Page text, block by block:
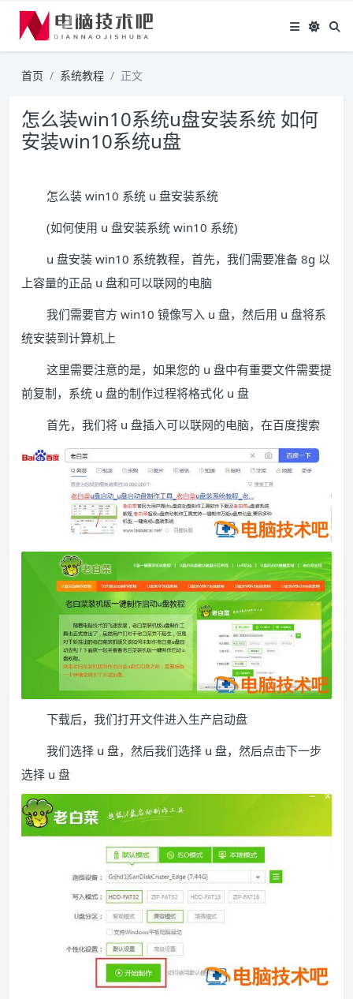
首页 系统教程 正文
怎么装win10系统u盘安装系统 如何
安装win10系统u盘
怎么装 win10 系统 u 盘安装系统
(如何使用 u 盘安装系统 win10 系统)
u 盘安装 win10 系统教程，首先，我们需要准备 8g 以
上容量的正品 u 盘和可以联网的电脑
我们需要官方 win10 镜像写入 u 盘，然后用 u 盘将系
统安装到计算机上
这里需要注意的是，如果您的 u 盘中有重要文件需要提
前复制，系统 u 盘的制作过程将格式化 u 盘
首先，我们将 u 盘插入可以联网的电脑，在百度搜索
下载后，我们打开文件进入生产启动盘
我们选择 u 盘，然后我们选择 u 盘，然后点击下一步
选择 u 盘